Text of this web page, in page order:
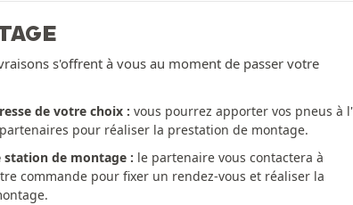
s'offrent à vous au moment de passer votre
de votre choix : vous pourrez apporter vos pneus à
pour réaliser la prestation de montage.
station de montage : le partenaire vous contactera à
commande pour fixer un rendez-vous et réaliser la